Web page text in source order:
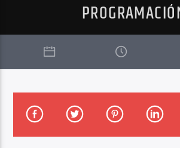
CANCIÓN ACTUAL
MOUNTAIN ORIGINAL MIX